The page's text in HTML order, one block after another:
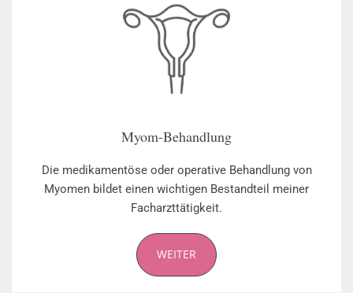
Myom-Behandlung
Die medikamentöse oder operative Behandlung von
Myomen bildet einen wichtigen Bestandteil meiner
Facharzttätigkeit.
WEITER